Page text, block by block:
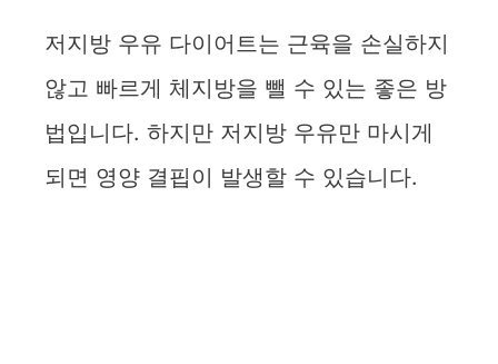
저지방 우유 다이어트는 근육을 손실하지
않고 빠르게 체지방을 뺄 수 있는 좋은 방
법입니다. 하지만 저지방 우유만 마시게
되면 영양 결핍이 발생할 수 있습니다.